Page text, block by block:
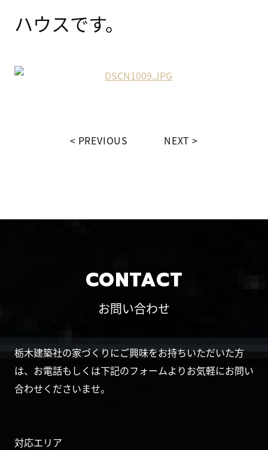
ハウスです。
PREVIOUS NEXT
CONTACT
お問い合わせ
栃木建築社の家づくりにご興味をお持ちいただいた方
は、お電話もしくは下記のフォームよりお気軽にお問い
合わせくださいませ。
対応エリア